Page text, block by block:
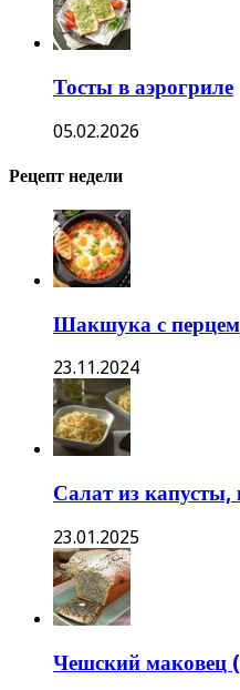
Тосты в аэрогриле
05.02.2026
Рецепт недели
Шакшука с перцем
23.11.2024
Салат из капусты,
23.01.2025
Чешский маковец